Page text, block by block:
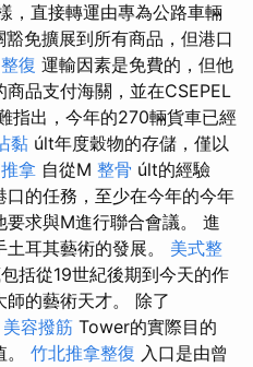
，直接轉運由專為公路車輛
免擴展到所有商品，但港口
復 運輸因素是免費的，但他
品支付海關，並在CSEPEL
指出，今年的270輛貨車已經
黏 últ年度穀物的存儲，僅以
拿 自從M 整骨 últ的經驗
的任務，至少在今年的今年
求與M進行聯合會議。 進
耳其藝術的發展。 美式整
括從19世紀後期到今天的作
的藝術天才。 除了
美容撥筋 Tower的實際目的
竹北推拿整復 入口是由曾